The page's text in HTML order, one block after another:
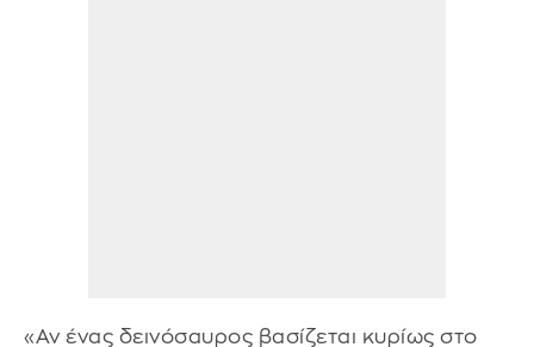
«Αν ένας δεινόσαυρος βασίζεται κυρίως στο